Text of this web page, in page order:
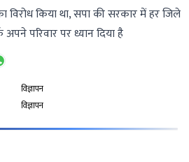
विरोध किया था, सपा की सरकार में हर जिले
परिवार पर ध्यान दिया है
विज्ञापन
विज्ञापन